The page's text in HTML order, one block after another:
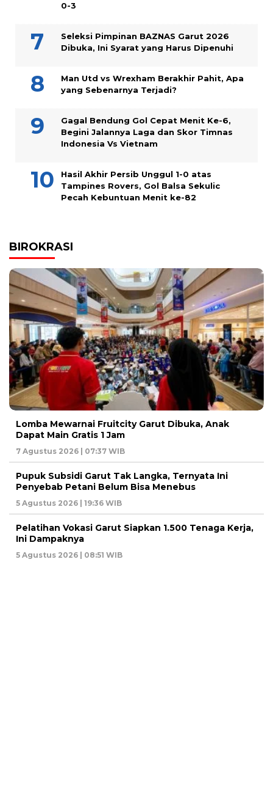
0-3
Seleksi Pimpinan BAZNAS Garut 2026
Dibuka, Ini Syarat yang Harus Dipenuhi
Man Utd vs Wrexham Berakhir Pahit, Apa
yang Sebenarnya Terjadi?
Gagal Bendung Gol Cepat Menit Ke-6,
Begini Jalannya Laga dan Skor Timnas
Indonesia Vs Vietnam
Hasil Akhir Persib Unggul 1-0 atas
Tampines Rovers, Gol Balsa Sekulic
Pecah Kebuntuan Menit ke-82
BIROKRASI
Lomba Mewarnai Fruitcity Garut Dibuka, Anak
Dapat Main Gratis 1 Jam
7 Agustus 2026 | 07:37 WIB
Pupuk Subsidi Garut Tak Langka, Ternyata Ini
Penyebab Petani Belum Bisa Menebus
5 Agustus 2026 | 19:36 WIB
Pelatihan Vokasi Garut Siapkan 1.500 Tenaga Kerja,
Ini Dampaknya
5 Agustus 2026 | 08:51 WIB